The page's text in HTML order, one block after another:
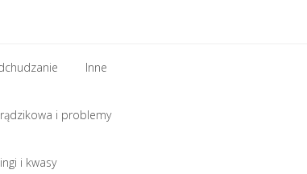
Inne
Inne
i problemy
i problemy
i kwasy